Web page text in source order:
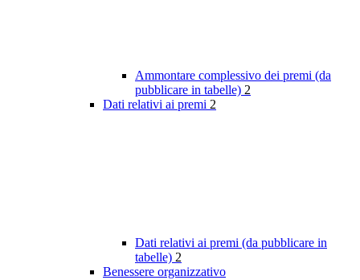
Ammontare complessivo dei premi (da
pubblicare in tabelle) 2
Dati relativi ai premi 2
Dati relativi ai premi (da pubblicare in
tabelle) 2
Benessere organizzativo